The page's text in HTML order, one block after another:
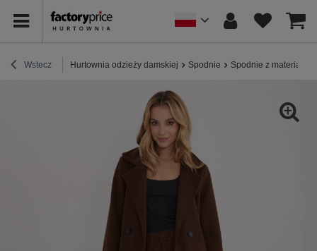
Wstecz Hurtownia odzieży damskiej Spodnie Spodnie z materiału